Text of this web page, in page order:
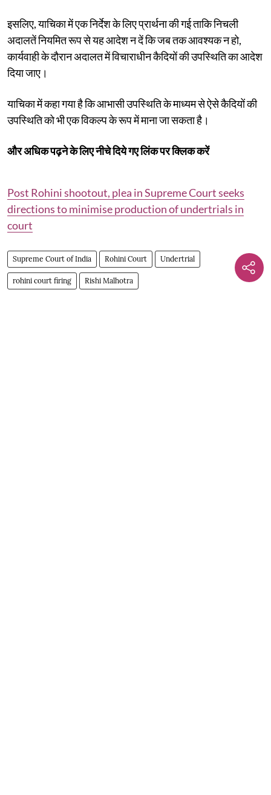
इसलिए, याचिका में एक निर्देश के लिए प्रार्थना की गई ताकि निचली
अदालतें नियमित रूप से यह आदेश न दें कि जब तक आवश्यक न हो,
कार्यवाही के दौरान अदालत में विचाराधीन कैदियों की उपस्थिति का आदेश
दिया जाए।
याचिका में कहा गया है कि आभासी उपस्थिति के माध्यम से ऐसे कैदियों की
उपस्थिति को भी एक विकल्प के रूप में माना जा सकता है।
और अधिक पढ़ने के लिए नीचे दिये गए लिंक पर क्लिक करें
Post Rohini shootout, plea in Supreme Court seeks
directions to minimise production of undertrials in
court
Supreme Court of India Rohini Court Undertrial
rohini court firing Rishi Malhotra